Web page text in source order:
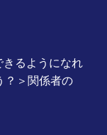
きるようになれ
？＞関係者の